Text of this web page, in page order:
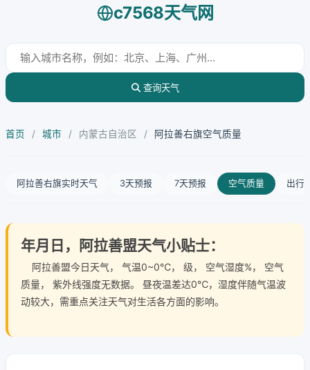
c7568天气网
查询天气
首页 / 城市 / 内蒙古自治区 / 阿拉善右旗空气质量
阿拉善右旗实时天气 3天预报 7天预报 空气质量 出行
年月日，阿拉善盟天气小贴士：
阿拉善盟今日天气， 气温0~0℃， 级， 空气湿度%， 空气
质量， 紫外线强度无数据。 昼夜温差达0℃，湿度伴随气温波
动较大，需重点关注天气对生活各方面的影响。